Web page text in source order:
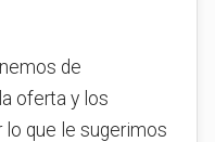
de
oferta y los
lo que le sugerimos